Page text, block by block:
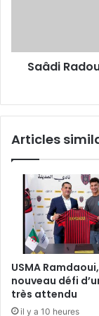
Saâdi
Articles
USMA
nouveau défi
très attendu
il y a 10 heures